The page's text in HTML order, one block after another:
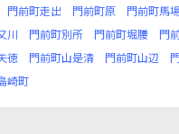
門前町走出 門前町原 門前町馬
川 門前町別所 門前町堀腰 門
徳 門前町山是清 門前町山辺
崎町